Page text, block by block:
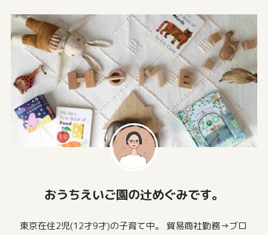
おうちえいご園の辻めぐみです。
東京在住2児(12才9才)の子育て中。 貿易商社勤務→ブロ